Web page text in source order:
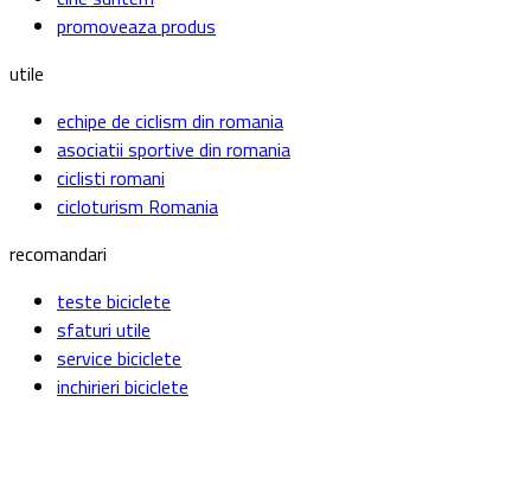
promoveaza produs
utile
echipe de ciclism din romania
asociatii sportive din romania
ciclisti romani
cicloturism Romania
recomandari
teste biciclete
sfaturi utile
service biciclete
inchirieri biciclete